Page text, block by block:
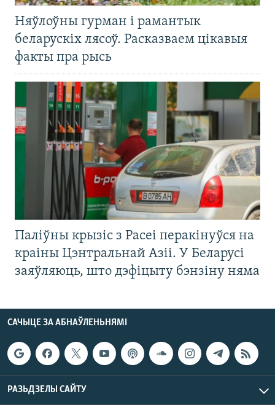
Няўлоўны гурман і рамантык
беларускіх лясоў. Расказваем цікавыя
факты пра рысь
Паліўны крызіс з Расеі перакінуўся на
краіны Цэнтральнай Азіі. У Беларусі
заяўляюць, што дэфіцыту бэнзіну няма
САЧЫЦЕ ЗА АБНАЎЛЕНЬНЯМІ
РАЗЬДЗЕЛЫ САЙТУ